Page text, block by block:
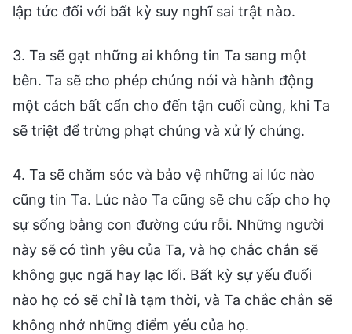
lập tức đối với bất kỳ suy nghĩ sai trật nào.
3. Ta sẽ gạt những ai không tin Ta sang một
bên. Ta sẽ cho phép chúng nói và hành động
một cách bất cẩn cho đến tận cuối cùng, khi Ta
sẽ triệt để trừng phạt chúng và xử lý chúng.
4. Ta sẽ chăm sóc và bảo vệ những ai lúc nào
cũng tin Ta. Lúc nào Ta cũng sẽ chu cấp cho họ
sự sống bằng con đường cứu rỗi. Những người
này sẽ có tình yêu của Ta, và họ chắc chắn sẽ
không gục ngã hay lạc lối. Bất kỳ sự yếu đuối
nào họ có sẽ chỉ là tạm thời, và Ta chắc chắn sẽ
không nhớ những điểm yếu của họ.